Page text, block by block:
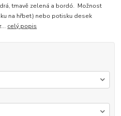
tmavě zelená a bordó. Možnost
na hřbet) nebo potisku desek
celý popis